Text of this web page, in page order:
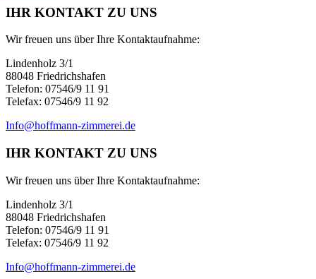
IHR KONTAKT ZU UNS
Wir freuen uns über Ihre Kontaktaufnahme:
Lindenholz 3/1
88048 Friedrichshafen
Telefon: 07546/9 11 91
Telefax: 07546/9 11 92
Info@hoffmann-zimmerei.de
IHR KONTAKT ZU UNS
Wir freuen uns über Ihre Kontaktaufnahme:
Lindenholz 3/1
88048 Friedrichshafen
Telefon: 07546/9 11 91
Telefax: 07546/9 11 92
Info@hoffmann-zimmerei.de